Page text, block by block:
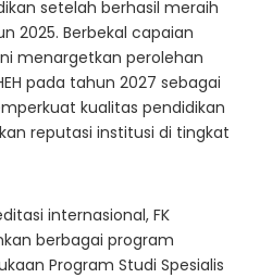
setelah berhasil meraih
2025. Berbekal capaian
menargetkan perolehan
pada tahun 2027 sebagai
kualitas pendidikan
reputasi institusi di tingkat
internasional, FK
berbagai program
Program Studi Spesialis